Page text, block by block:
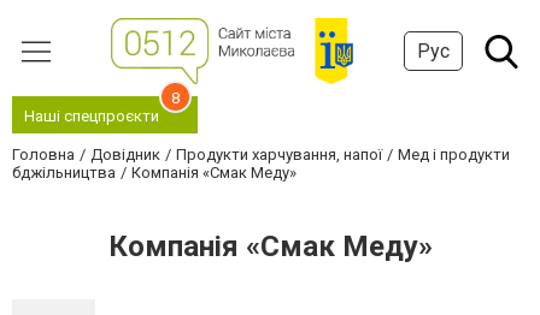
Рус
Наші спецпроєкти
8
Головна Довідник Продукти харчування, напої
Мед і продукти
бджільництва
Компанія «Смак Меду»
Компанія «Смак Меду»